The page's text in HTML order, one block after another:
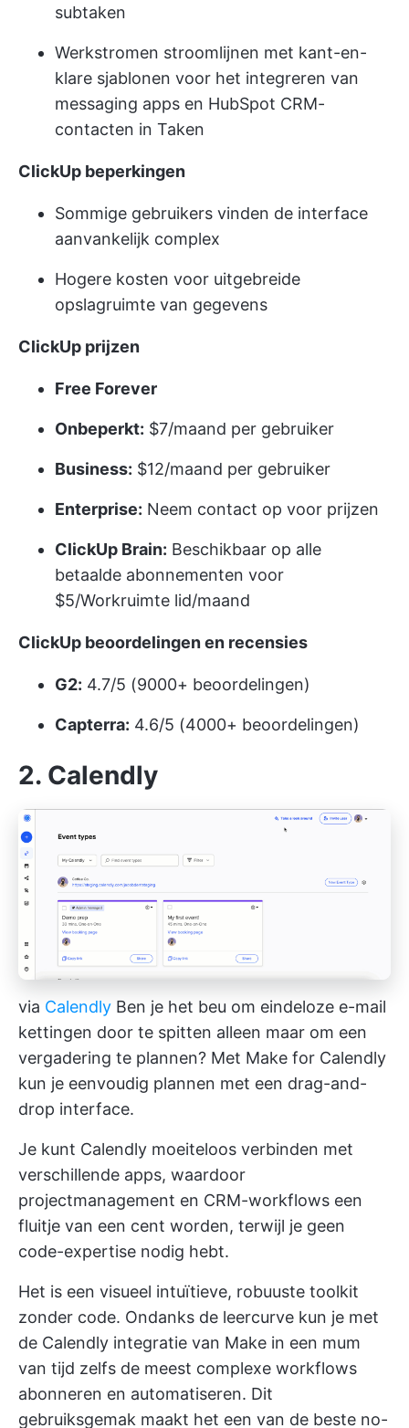
subtaken
Werkstromen stroomlijnen met kant-en-
klare sjablonen voor het integreren van
messaging apps en HubSpot CRM-
contacten in Taken
ClickUp beperkingen
Sommige gebruikers vinden de interface
aanvankelijk complex
Hogere kosten voor uitgebreide
opslagruimte van gegevens
ClickUp prijzen
Free Forever
Onbeperkt: $7/maand per gebruiker
Business: $12/maand per gebruiker
Enterprise: Neem contact op voor prijzen
ClickUp Brain: Beschikbaar op alle
betaalde abonnementen voor
$5/Workruimte lid/maand
ClickUp beoordelingen en recensies
G2: 4.7/5 (9000+ beoordelingen)
Capterra: 4.6/5 (4000+ beoordelingen)
2. Calendly
via Calendly Ben je het beu om eindeloze e-mail
kettingen door te spitten alleen maar om een
vergadering te plannen? Met Make for Calendly
kun je eenvoudig plannen met een drag-and-
drop interface.
Je kunt Calendly moeiteloos verbinden met
verschillende apps, waardoor
projectmanagement en CRM-workflows een
fluitje van een cent worden, terwijl je geen
code-expertise nodig hebt.
Het is een visueel intuïtieve, robuuste toolkit
zonder code. Ondanks de leercurve kun je met
de Calendly integratie van Make in een mum
van tijd zelfs de meest complexe workflows
abonneren en automatiseren. Dit
gebruiksgemak maakt het een van de beste no-